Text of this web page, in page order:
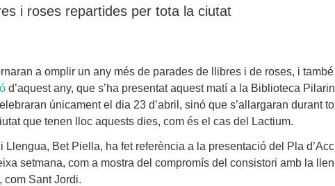
i roses repartides per tota la ciutat
a omplir un any més de parades de llibres i de roses, i
d’aquest any, que s’ha presentat aquest matí a la Biblioteca
únicament el dia 23 d’abril, sinó que s’allargaran durant
que tenen lloc aquests dies, com és el cas del Lactium.
Llengua, Bet Piella, ha fet referència a la presentació del Pla
setmana, com a mostra del compromís del consistori amb la
com Sant Jordi.